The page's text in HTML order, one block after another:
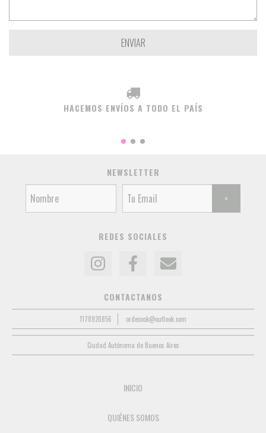
HACEMOS ENVÍOS A TODO EL PAÍS
NEWSLETTER
REDES SOCIALES
CONTACTANOS
1178920856 ordecook@outlook.com
Ciudad Autónoma de Buenos Aires
INICIO
QUIÉNES SOMOS